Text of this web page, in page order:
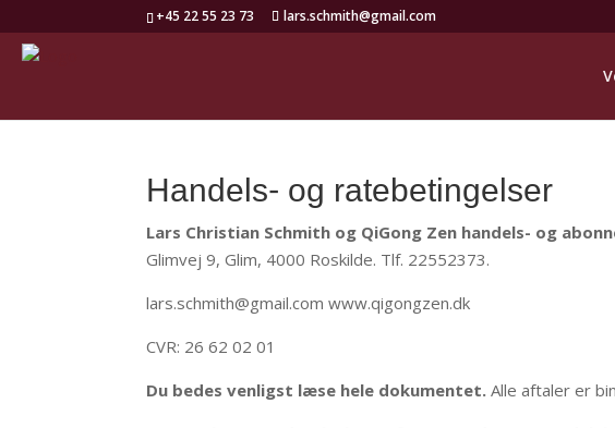
+45 22 55 23 73 lars.schmith@gmail.com
Handels- og ratebetingelser
Lars Christian Schmith og QiGong Zen handels- og
Glimvej 9, Glim, 4000 Roskilde. Tlf. 22552373.
lars.schmith@gmail.com www.qigongzen.dk
CVR: 26 62 02 01
Du bedes venligst læse hele dokumentet.Alle aftaler er